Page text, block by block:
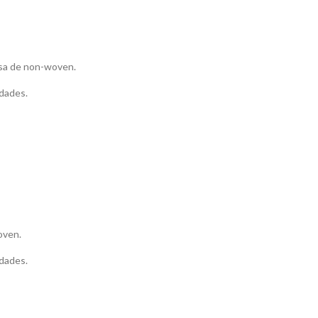
de non-woven.